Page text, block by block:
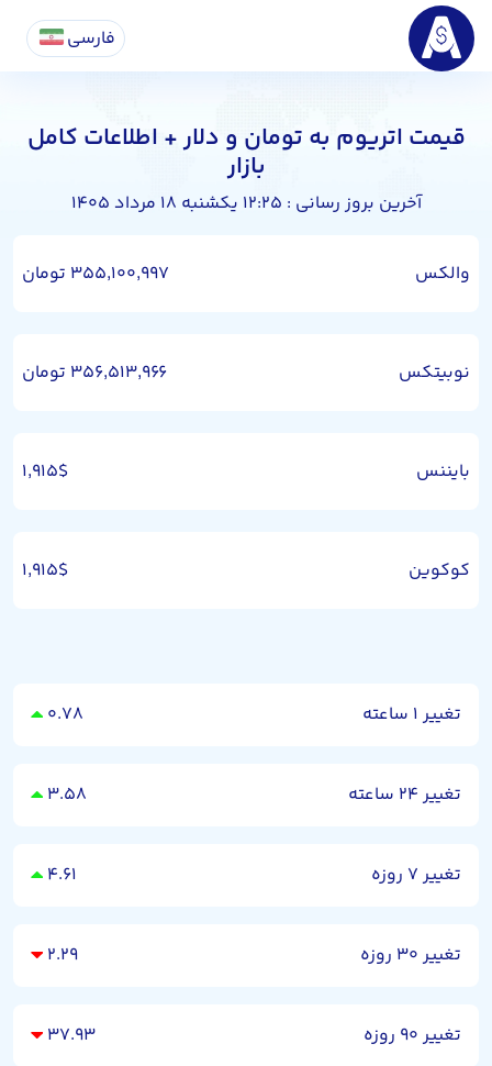
فارسی
قیمت اتریوم به تومان و دلار + اطلاعات کامل
بازار
آخرین بروز رسانی : ۱۲:۲۵ یکشنبه ۱۸ مرداد ۱۴۰۵
والکس ۳۵۵,۱۰۰,۹۹۷ تومان
نوبیتکس ۳۵۶,۵۱۳,۹۶۶ تومان
بایننس ۱,۹۱۵$
کوکوین ۱,۹۱۵$
تغییر ۱ ساعته ۰.۷۸
تغییر ۲۴ ساعته ۳.۵۸
تغییر ۷ روزه ۴.۶۱
تغییر ۳۰ روزه ۲.۲۹
تغییر ۹۰ روزه ۳۷.۹۳